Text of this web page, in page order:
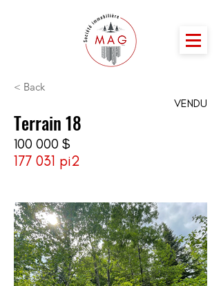
< Back
VENDU
Terrain 18
100 000 $
177 031 pi2